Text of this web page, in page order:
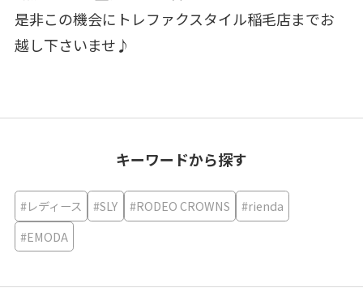
是非この機会にトレファクスタイル稲毛店までお
越し下さいませ♪
キーワードから探す
#レディース #SLY #RODEO CROWNS
#rienda
#EMODA